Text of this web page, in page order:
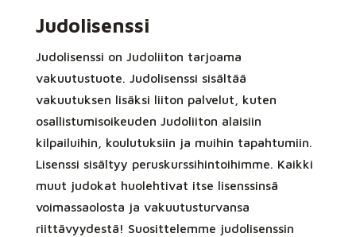
Judolisenssi
Judolisenssi on Judoliiton tarjoama
vakuutustuote. Judolisenssi sisältää
vakuutuksen lisäksi liiton palvelut, kuten
osallistumisoikeuden Judoliiton alaisiin
kilpailuihin, koulutuksiin ja muihin tapahtumiin.
Lisenssi sisältyy peruskurssihintoihimme. Kaikki
muut judokat huolehtivat itse lisenssinsä
voimassaolosta ja vakuutusturvansa
riittävyydestä! Suosittelemme judolisenssin